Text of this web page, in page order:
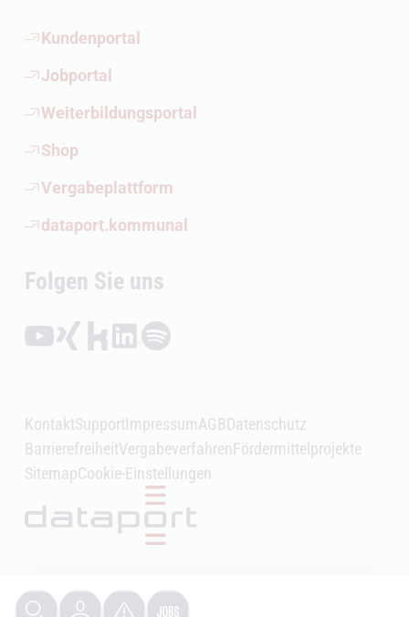
Kundenportal
(Öffnet externen Link)
Jobportal
(Öffnet externen Link)
Weiterbildungsportal
(Öffnet externen Link)
Shop
(Öffnet externen Link)
Vergabeplattform
(Öffnet externen Link)
dataport.kommunal
(Öffnet externen Link)
Folgen Sie uns
Folgen auf YouTube (Öffnet externen Link)
Folgen auf Xing (Öffnet externen Link)
Folgen auf Kununu (Öffnet externen Link)
Folgen auf LinkedIn (Öffnet externen Link)
Folgen auf Spotify (Öffnet externen Link)
KontaktSupportImpressumAGBDatenschutz
BarrierefreiheitVergabeverfahrenFördermittelprojekte
SitemapCookie-Einstellungen